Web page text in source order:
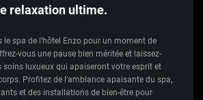
relaxation ultime.
le spa de l’hôtel Enzo pour un moment de
vous une pause bien méritée et laissez-
soins luxueux qui apaiseront votre esprit et
Profitez de l’ambiance apaisante du spa,
et des installations de bien-être pour